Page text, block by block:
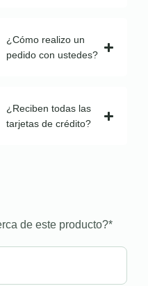
¿Cómo realizo un
pedido con ustedes?
¿Reciben todas las
tarjetas de crédito?
de este producto?*